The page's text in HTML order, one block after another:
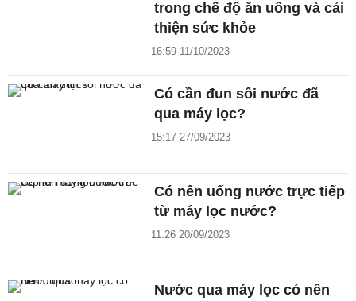
trong chế độ ăn uống và cải
thiện sức khỏe
16:59 11/10/2023
Có cần đun sôi nước đã
qua máy lọc?
15:17 27/09/2023
Có nên uống nước trực tiếp
từ máy lọc nước?
11:26 20/09/2023
Nước qua máy lọc có nên